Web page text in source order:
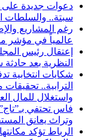
دعوات جديدة على
سبتة.. والسلطات
عالمياً في مؤشر
إعتقال رئيس
النظرية بعد
شكايات انتخابية
الترابية..
واستغلال للمال
فاس تحتفي
وتراث يعانق
الرباط تؤكد